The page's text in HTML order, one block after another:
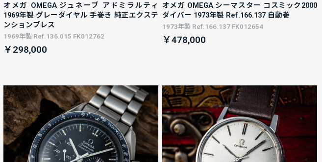
オメガ OMEGA ジュネーブ アドミラルティ
1969年製 グレーダイヤル 手巻き 純正エクステ
ンションブレス
1969年製 Ref.136.015 FK012762
￥298,000
オメガ OMEGA シーマスター コスミック2000
ダイバー 1973年製 Ref.166.137 自動巻
1973年製 Ref.166.137 FK012654
￥478,000